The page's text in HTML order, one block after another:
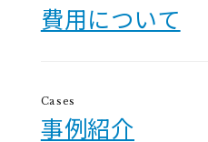
費用について
Cases
事例紹介